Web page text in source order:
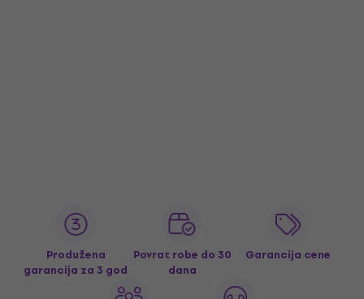
Produžena
garancija za 3 god
Povrat robe do 30
dana
Garancija cene